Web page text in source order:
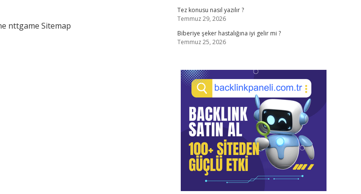
nttgame Sitemap
Tez konusu nasıl yazılır ?
Temmuz 29, 2026
Biberiye şeker hastalığına iyi gelir mi ?
Temmuz 25, 2026